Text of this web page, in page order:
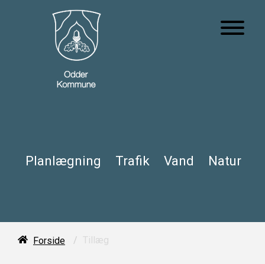
Planlægning Trafik Vand Natur
Forside / Tillæg